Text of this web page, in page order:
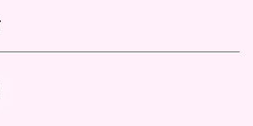
til Instagram